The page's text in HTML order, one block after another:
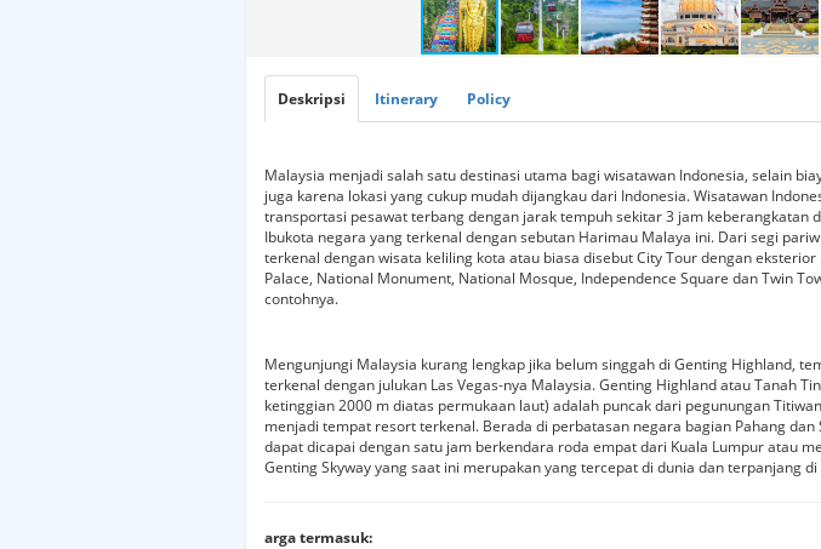
Deskripsi Itinerary Policy
Malaysia menjadi salah satu destinasi utama bagi wisatawan Indonesia, selain
juga karena lokasi yang cukup mudah dijangkau dari Indonesia. Wisatawan
transportasi pesawat terbang dengan jarak tempuh sekitar 3 jam keberangkatan
Ibukota negara yang terkenal dengan sebutan Harimau Malaya ini. Dari segi
terkenal dengan wisata keliling kota atau biasa disebut City Tour dengan eksterior
Palace, National Monument, National Mosque, Independence Square dan Twin
contohnya.
Mengunjungi Malaysia kurang lengkap jika belum singgah di Genting Highland,
terkenal dengan julukan Las Vegas-nya Malaysia. Genting Highland atau Tanah
ketinggian 2000 m diatas permukaan laut) adalah puncak dari pegunungan
menjadi tempat resort terkenal. Berada di perbatasan negara bagian Pahang dan
dapat dicapai dengan satu jam berkendara roda empat dari Kuala Lumpur atau
Genting Skyway yang saat ini merupakan yang tercepat di dunia dan terpanjang
arga termasuk: